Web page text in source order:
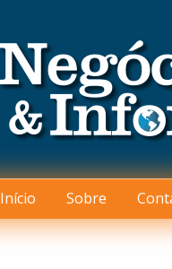
Início Sobre